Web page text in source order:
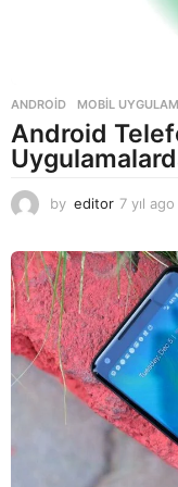
ANDROID ,MOBIL
Android
by editor 7 yıl ago
l